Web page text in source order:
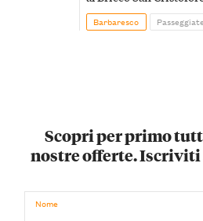
Barbaresco
Scopri per primo
nostre offerte.
Nome